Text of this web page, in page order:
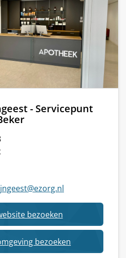
- Servicepunt
bezoekenvan
Apotheek
-
bezoeken
Apotheek